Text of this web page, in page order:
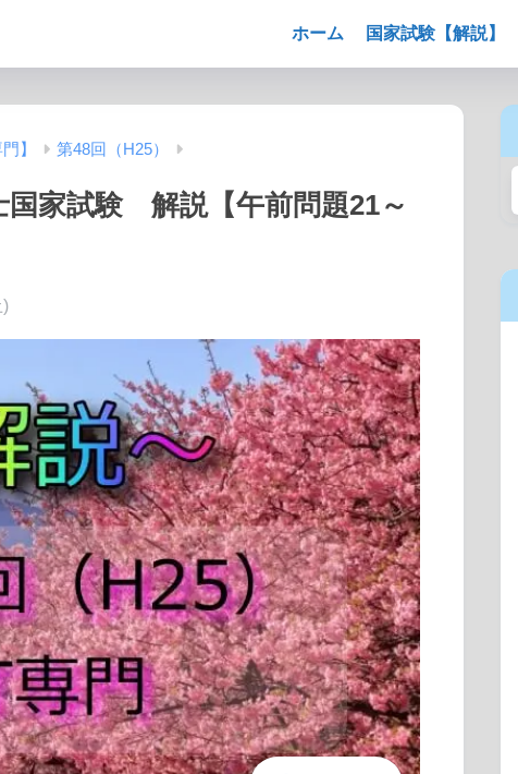
ホーム 国家試験【解説】
】 第48回（H25）
家試験 解説【午前問題21～